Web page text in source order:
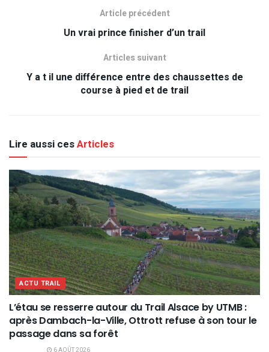
Article précédent
Un vrai prince finisher d’un trail
Articles suivant
Y a t il une différence entre des chaussettes de
course à pied et de trail
Lire aussi cesArticles
ACTU TRAIL
L’étau se resserre autour du Trail Alsace by UTMB :
après Dambach-la-Ville, Ottrott refuse à son tour le
passage dans sa forêt
6 AOÛT 2026